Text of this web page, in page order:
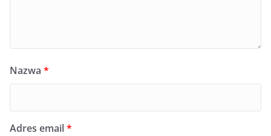
Nazwa *
Adres email*